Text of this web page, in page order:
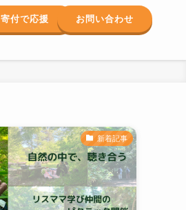
寄付で応援 お問い合わせ
新着記事